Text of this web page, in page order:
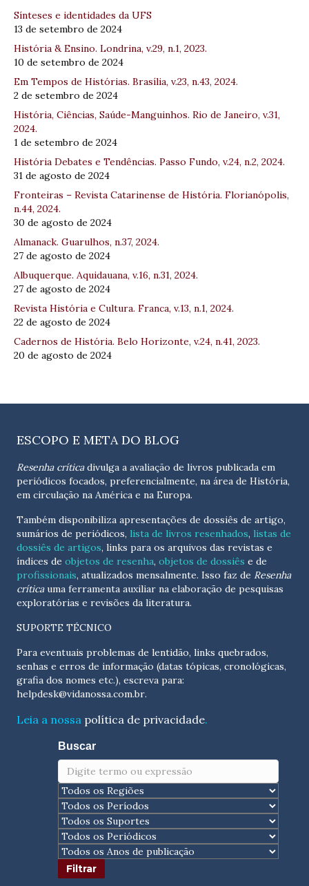
Sínteses e identidades da UFS
13 de setembro de 2024
História & Ensino. Londrina, v.29, n.1, 2023.
10 de setembro de 2024
Em Tempos de Histórias. Brasília, v.23, n.43, 2024.
2 de setembro de 2024
História, Ciências, Saúde-Manguinhos. Rio de Janeiro, v.31,
2024.
1 de setembro de 2024
História Debates e Tendências. Passo Fundo, v.24, n.2, 2024.
31 de agosto de 2024
Fronteiras – Revista Catarinense de História. Florianópolis,
n.44, 2024.
30 de agosto de 2024
Almanack. Guarulhos, n.37, 2024.
27 de agosto de 2024
Albuquerque. Aquidauana, v.16, n.31, 2024.
27 de agosto de 2024
Revista História e Cultura. Franca, v.13, n.1, 2024.
22 de agosto de 2024
Cadernos de História. Belo Horizonte, v.24, n.41, 2023.
20 de agosto de 2024
ESCOPO E META DO BLOG
Resenha críticadivulga a avaliação de livros publicada em
periódicos focados, preferencialmente, na área de História,
em circulação na América e na Europa.
Também disponibiliza apresentações de dossiês de artigo,
sumários de periódicos, lista de livros resenhados, listas de
dossiês de artigos, links para os arquivos das revistas e
índices de objetos de resenha, objetos de dossiês e de
profissionais, atualizados mensalmente. Isso faz de Resenha
críticauma ferramenta auxiliar na elaboração de pesquisas
exploratórias e revisões da literatura.
SUPORTE TÉCNICO
Para eventuais problemas de lentidão, links quebrados,
senhas e erros de informação (datas tópicas, cronológicas,
helpdesk@vidanossa.com.br.
Leia a nossa política de privacidade.
Buscar